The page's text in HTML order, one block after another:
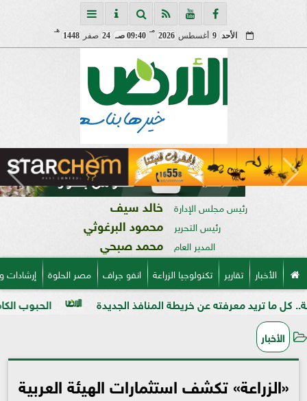
الأحد 9 أغسطس2026
مـ
09:40 صـ 24 صفر1448
هـ
رئيس مجلس الإدارة خالد سيف
رئيس التحرير محمود البرغوثي
المدير العام محمد صبحي
الأخبار تقارير تكنولوجيا الزراعة انفو جراف مصر الحلوة
الحبوب الكاملة معرفته عن خريطة المنافذ الجديدة
الأخبار
«الزراعة» تكشف استثمارات الهيئة العربية